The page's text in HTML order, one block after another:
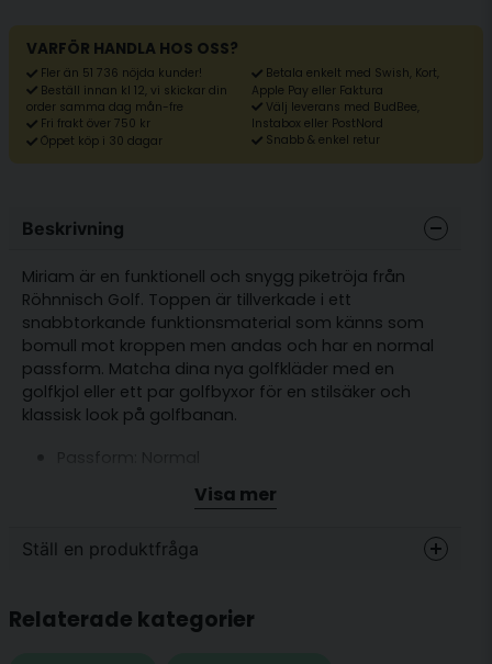
VARFÖR HANDLA HOS OSS?
Fler än 51 736 nöjda kunder!
Beställ innan kl 12, vi skickar din
order samma dag mån-fre
Fri frakt över 750 kr
Öppet köp i 30 dagar
Betala enkelt med Swish, Kort,
Apple Pay eller Faktura
Välj leverans med BudBee,
Instabox eller PostNord
Snabb & enkel retur
Beskrivning
Miriam är en funktionell och snygg piketröja från
Röhnnisch Golf. Toppen är tillverkade i ett
snabbtorkande funktionsmaterial som känns som
bomull mot kroppen men andas och har en normal
passform. Matcha dina nya golfkläder med en
golfkjol eller ett par golfbyxor för en stilsäker och
klassisk look på golfbanan.
Funktionsmaterial som känns som bomull
Dold knappslå
Visa mer
Ställ en produktfråga
Fråga oss något om denna produkten...
Relaterade kategorier